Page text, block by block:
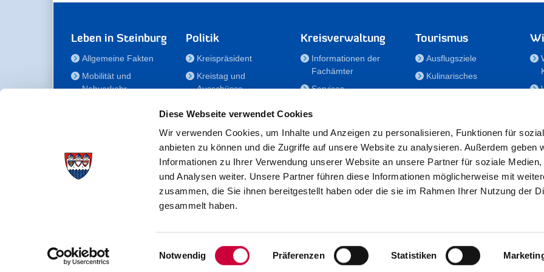
Diese Webseite verwendet Cookies
Wir verwenden Cookies, um Inhalte und Anzeigen zu personalisieren, Funktionen für
anbieten zu können und die Zugriffe auf unsere Website zu analysieren. Außerdem geben
Informationen zu Ihrer Verwendung unserer Website an unsere Partner für soziale Medien,
und Analysen weiter. Unsere Partner führen diese Informationen möglicherweise mit
zusammen, die Sie ihnen bereitgestellt haben oder die sie im Rahmen Ihrer Nutzung der
gesammelt haben.
Einwilligungsauswahl
Notwendig Präferenzen Statistiken
Leben in Steinburg
Allgemeine Fakten
Mobilität und
Nahverkehr
Gesundheit
Bildung
Politik
Kreispräsident
Kreistag und
Ausschüsse
für Menschen mit
Behinderung
Der
Kreisseniorenbeirat
Förderstiftung
Fördergesellschaft/Sportförderung
Kreisverwaltung
Informationen der
Fachämter
Services
Nachwuchskräfte
Notdienste
Bekanntmachungen
Formulare/Downloads
RSS-Feeds
Tourismus
Ausflugsziele
Kulinarisches
Veranstaltungen
Kreisverwaltung Steinburg · Viktoriastraße 16-18 · 25524 Itzehoe · Telefon: 04821/69-0 · Fax: 04821/699-356 · E-Mail:
Datenschutz·Impressum Hinweisgeberschutzgesetz